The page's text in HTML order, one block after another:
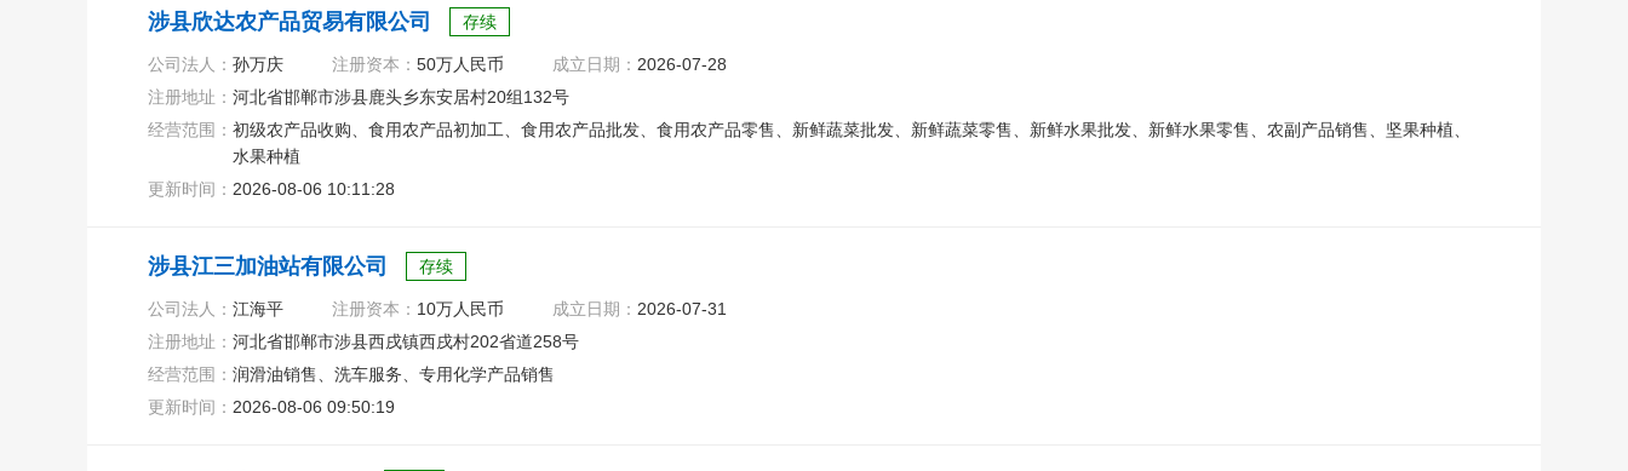
涉县欣达农产品贸易有限公司 存续
公司法人： 孙万庆 注册资本： 50万人民币 成立日期： 2026-07-28
注册地址： 河北省邯郸市涉县鹿头乡东安居村20组132号
经营范围： 初级农产品收购、食用农产品初加工、食用农产品批发、食用农产品零售、新鲜蔬菜批发、新鲜蔬菜零售、新鲜水果批发、新鲜水果零售、农副产品销售、坚果种植、
水果种植
更新时间： 2026-08-06 10:11:28
涉县江三加油站有限公司 存续
公司法人： 江海平 注册资本： 10万人民币 成立日期： 2026-07-31
注册地址： 河北省邯郸市涉县西戌镇西戌村202省道258号
经营范围： 润滑油销售、洗车服务、专用化学产品销售
更新时间： 2026-08-06 09:50:19